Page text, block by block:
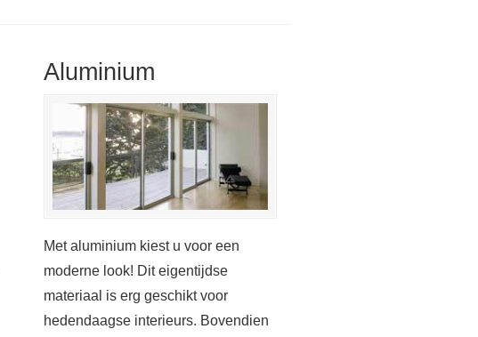
Aluminium
Met aluminium kiest u voor een
moderne look! Dit eigentijdse
materiaal is erg geschikt voor
hedendaagse interieurs. Bovendien